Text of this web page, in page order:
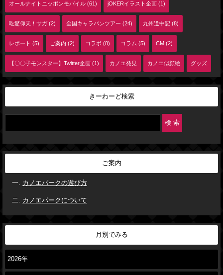
オールナイトニッポンモバイル (61) jOKERイラスト企画 (1)
吃驚仰天！サガ (2) 全国キャラバンツアー (24) 九州道中記 (8)
レポート (5) ご案内 (2) コラボ (8) コラム (5) CM (2)
【〇〇子モンスター】Twitter企画 (1) カノエ発見 カノエ似顔絵 グッズ
きーわーど検索
ご案内
カノエパークの遊び方
カノエパークについて
月別でみる
2026年